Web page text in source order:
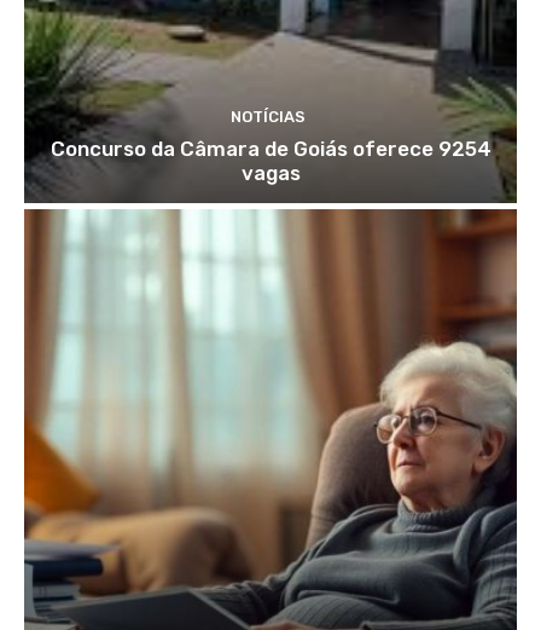
NOTÍCIAS
Concurso da Câmara de Goiás oferece 9254
vagas